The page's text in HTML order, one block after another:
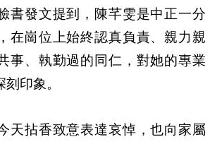
書發文提到，陳芊雯是中正一分
在崗位上始終認真負責、親力親
事、執勤過的同仁，對她的專業
印象。
天拈香致意表達哀悼，也向家屬